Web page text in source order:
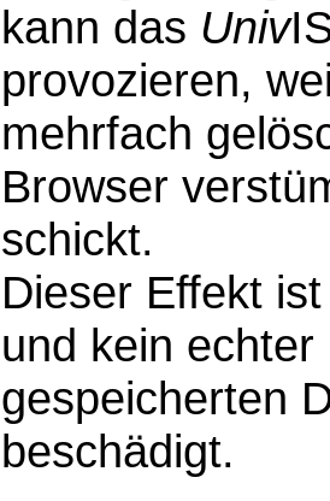
kann das Univ
provozieren,
mehrfach
Browser
schickt.
Dieser Effekt
und kein
gespeicherten
beschädigt.